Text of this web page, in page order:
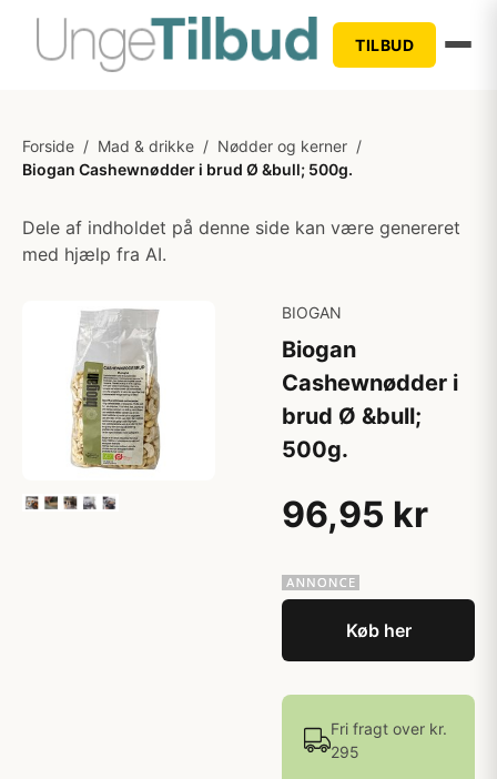
TILBUD
Forside / Mad & drikke / Nødder og kerner /
Biogan Cashewnødder i brud Ø &bull; 500g.
Dele af indholdet på denne side kan være genereret
med hjælp fra AI.
BIOGAN
Biogan
Cashewnødder i
brud Ø &bull;
500g.
96,95 kr
Køb her
Fri fragt over kr.
295